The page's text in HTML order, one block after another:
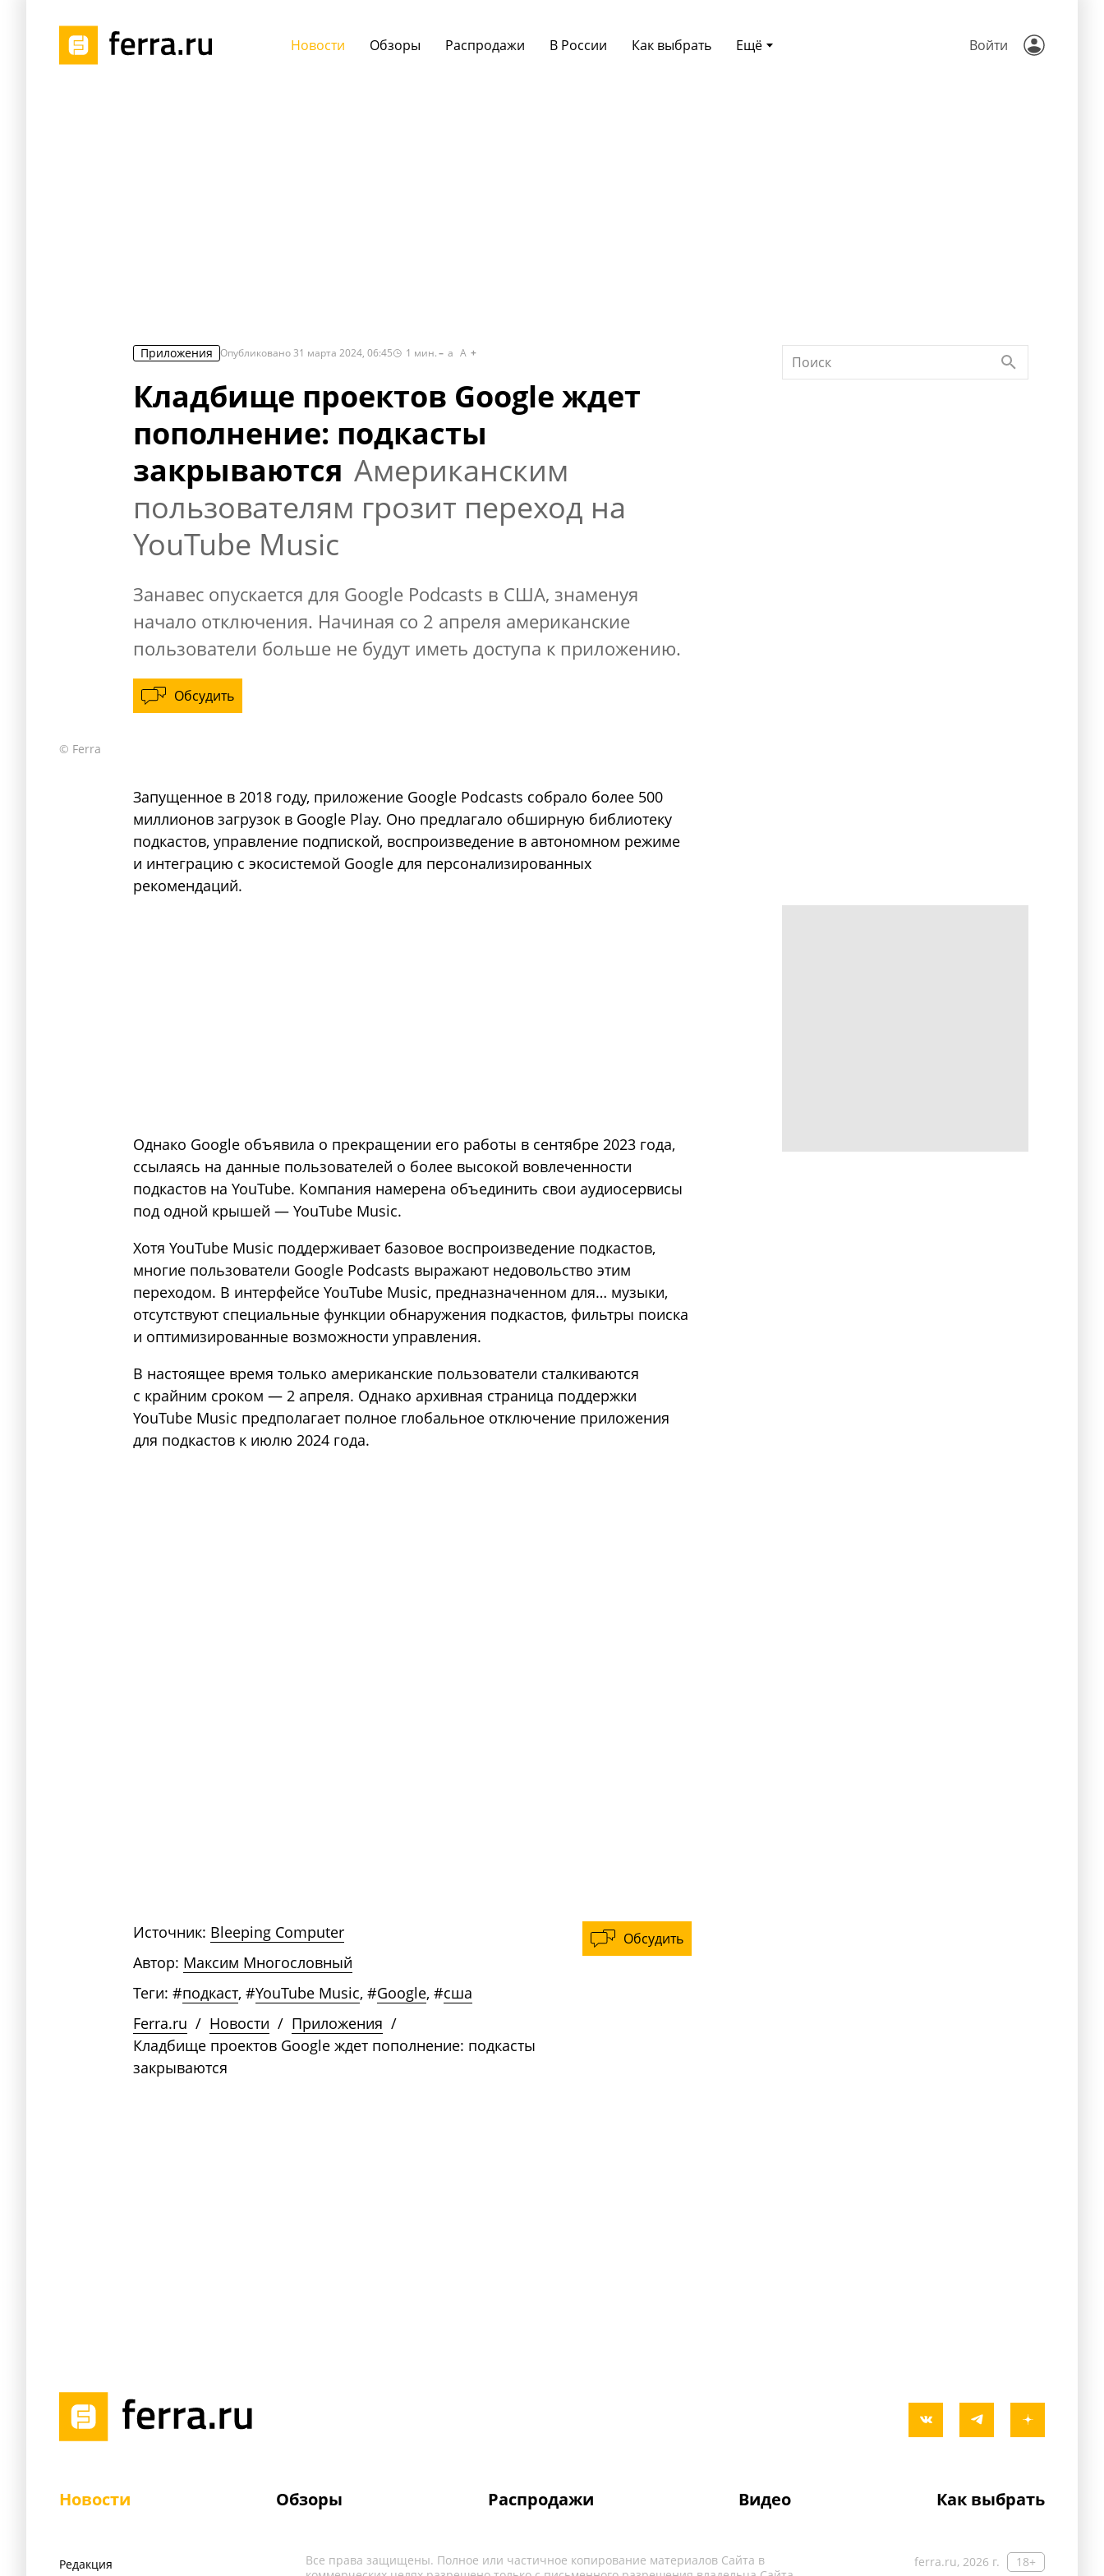
Ещё
Новости Обзоры Распродажи В России Как выбрать Войти
Приложения Опубликовано31 марта 2024, 06:45 1 мин. a A
Кладбище проектов Google ждет
пополнение: подкасты
закрываются Американским
пользователям грозит переход на
YouTube Music
Занавес опускается для Google Podcasts в США, знаменуя
начало отключения. Начиная со 2 апреля американские
пользователи больше не будут иметь доступа к приложению.
Обсудить
© Ferra
Запущенное в 2018 году, приложение Google Podcasts собрало более 500
миллионов загрузок в Google Play. Оно предлагало обширную библиотеку
подкастов, управление подпиской, воспроизведение в автономном режиме
и интеграцию с экосистемой Google для персонализированных
рекомендаций.
Однако Google объявила о прекращении его работы в сентябре 2023 года,
ссылаясь на данные пользователей о более высокой вовлеченности
подкастов на YouTube. Компания намерена объединить свои аудиосервисы
под одной крышей — YouTube Music.
Хотя YouTube Music поддерживает базовое воспроизведение подкастов,
многие пользователи Google Podcasts выражают недовольство этим
переходом. В интерфейсе YouTube Music, предназначенном для… музыки,
отсутствуют специальные функции обнаружения подкастов, фильтры поиска
и оптимизированные возможности управления.
В настоящее время только американские пользователи сталкиваются
с крайним сроком — 2 апреля. Однако архивная страница поддержки
YouTube Music предполагает полное глобальное отключение приложения
для подкастов к июлю 2024 года.
Обсудить
Источник: Bleeping Computer
Автор: Максим Многословный
Теги: #подкаст, #YouTube Music, #Google, #сша
Ferra.ru / Новости / Приложения /
Кладбище проектов Google ждет пополнение: подкасты
закрываются
Новости Обзоры Распродажи Видео Как выбрать
Редакция ferra.ru, 2026 г. 18+
Все права защищены. Полное или частичное копирование материалов Сайта в